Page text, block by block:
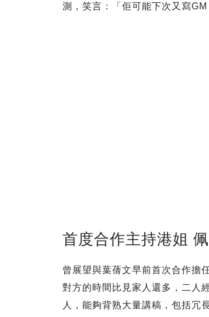
測，笑言：「佢可能下次又寫GM
首度合作主持港姐
曾展望與葉蒨文早前首次合作擔
對方的時間比見家人還多，二人
人，能夠背熟大量講稿，包括冗